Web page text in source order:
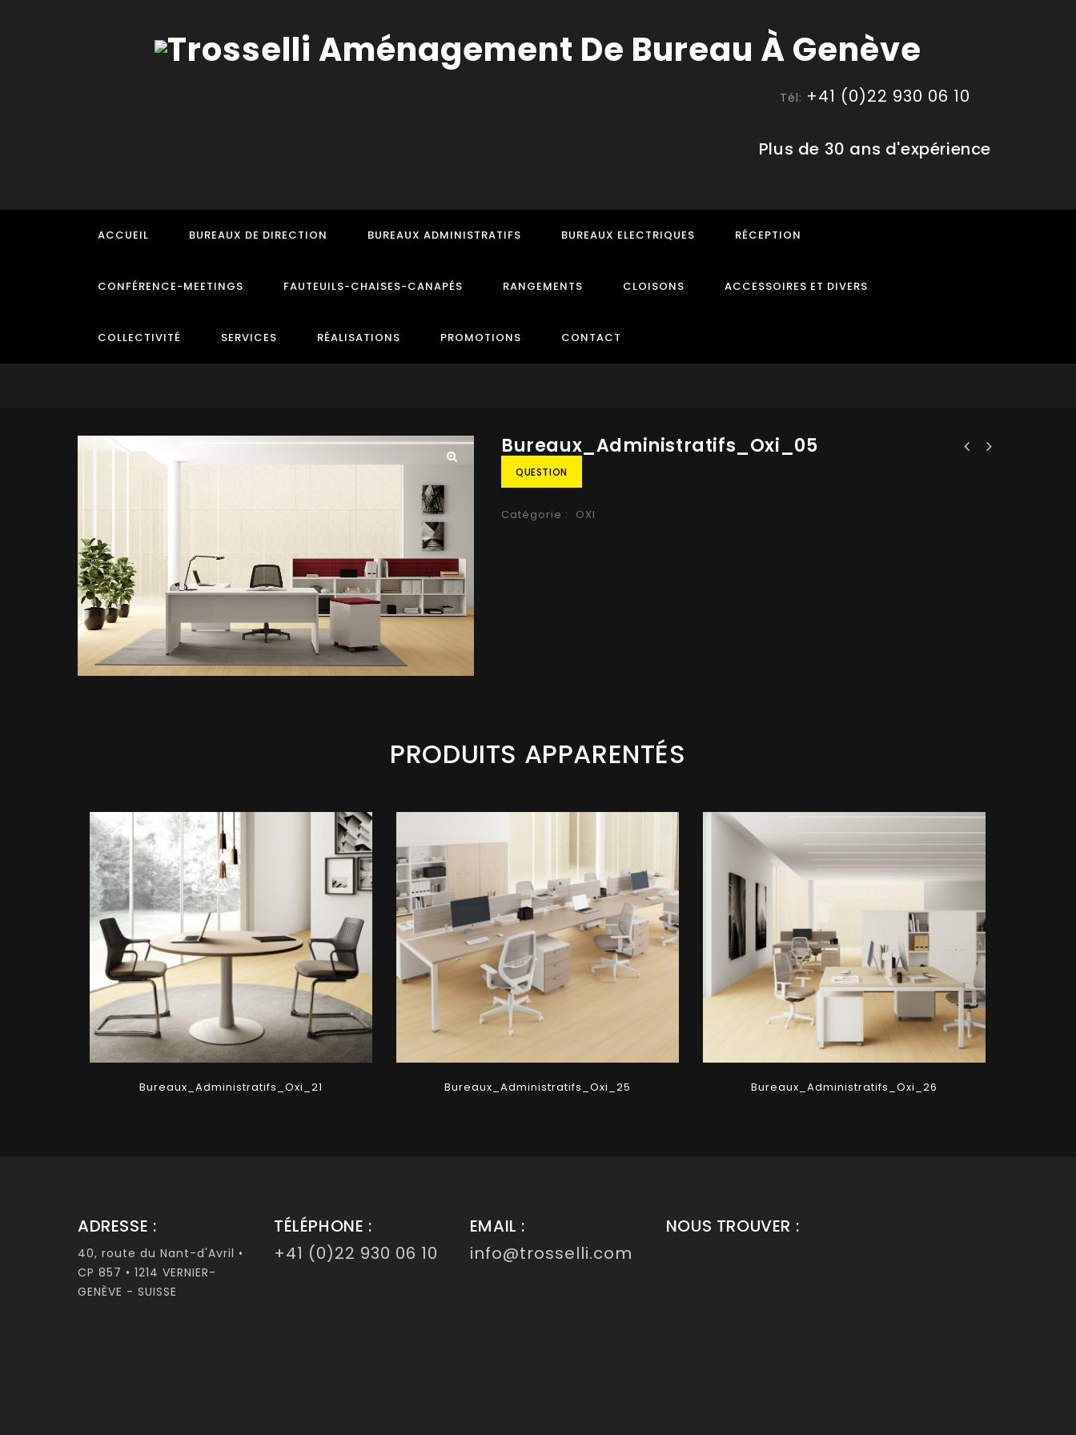
Tél: +41 (0)22 930 06 10
Plus de 30 ans d'expérience
ACCUEIL BUREAUX DE DIRECTION BUREAUX ADMINISTRATIFS BUREAUX ELECTRIQUES RÉCEPTION
CONFÉRENCE-MEETINGS FAUTEUILS-CHAISES-CANAPÉS RANGEMENTS CLOISONS ACCESSOIRES ET DIVERS
COLLECTIVITÉ SERVICES RÉALISATIONS PROMOTIONS CONTACT
Bureaux_Administratifs_Oxi_05
QUESTION
Catégorie : OXI
PRODUITS APPARENTÉS
Bureaux_Administratifs_Oxi_21 Bureaux_Administratifs_Oxi_25 Bureaux_Administratifs_Oxi_26
ADRESSE :
40, route du Nant-d'Avril •
CP 857 • 1214 VERNIER-
GENÈVE - SUISSE
TÉLÉPHONE :
+41 (0)22 930 06 10
EMAIL :
info@trosselli.com
NOUS TROUVER :